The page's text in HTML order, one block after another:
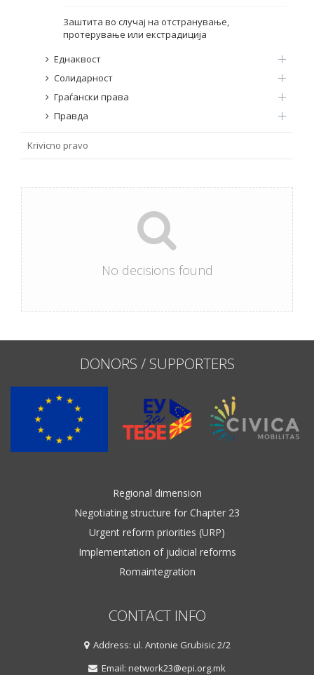
Заштита во случај на отстранување,
протерување или екстрадиција
Еднаквост
Солидарност
Граѓански права
Правда
Krivicno pravo
No decisions found
DONORS / SUPPORTERS
Regional dimension
Negotiating structure for Chapter 23
Urgent reform priorities (URP)
Implementation of judicial reforms
Romaintegration
CONTACT INFO
Address: ul. Antonie Grubisic 2/2
Email: network23@epi.org.mk